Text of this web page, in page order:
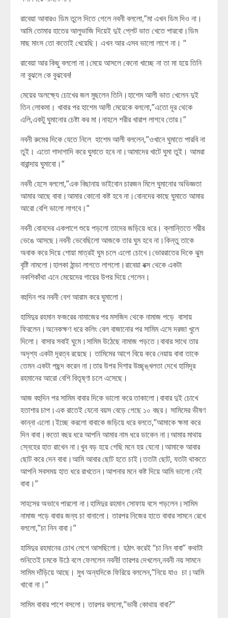
রাবেয়া আবারও ডিম তুলে দিতে গেলে নবনী বললো,”মা এখন ডিম দিও না।
আমি তোমার হাতের আলুভাজি দিয়েই দুই প্লেট ভাত খেতে পারবো।ডিম
মাছ মাংস তো কতোই খেয়েছি। এখন আর এসব ভালো লাগে না। “
রাবেয়া আর কিছু বললো না।মেয়ে আসলে কেনো খাচ্ছে না তা মা হয়ে তিনি
না বুঝলে কে বুঝবেন!
মেয়ের অলক্ষ্যে চোখের জল মুছলেন তিনি।হাশেম আলী ভাত খেলেন দুই
তিন লোকমা। খাবার পর হাশেম আলী মেয়েকে বললো,”এতো দূর থেকে
এলি,একটু ঘুমানোর চেষ্টা কর মা।নাহলে শরীর খারাপ লাগবে তোর।”
নবনী রুমের দিকে যেতে নিলে হাশেম আলী বললেন,”ওখানে ঘুমাতে পারবি না
তুই। এতো গাদাগাদি করে ঘুমাতে হবে না।আমাদের খাটে ঘুমা তুই। আমরা
বারান্দায় ঘুমাবো।”
নবনী হেসে বললো,”এক বিছানায় ভাইবোন চারজন মিলে ঘুমানোর অভিজ্ঞতা
আমার আছে বাবা।আমার কোনো কষ্ট হবে না।বোনদের কাছে ঘুমাতে আমার
আরো বেশি ভালো লাগবে।”
নবনী বোনদের একপাশে শুয়ে পড়লো তাদের জড়িয়ে ধরে। ক্লান্তিতে শরীর
ভেঙে আসছে।নবনী ভেবেছিলো আজকে তার ঘুম হবে না।কিন্তু তাকে
অবাক করে দিয়ে শোয়া মাত্রই ঘুম চলে এলো চোখে।ভোররাতের দিকে ঝুম
বৃষ্টি নামলো।হালকা ঠান্ডা লাগতে লাগলো।রাবেয়া বক্স থেকে একটা
নকশিকাঁথা এনে মেয়েদের গায়ের উপর দিয়ে গেলেন।
বহুদিন পর নবনী বেশ আরাম করে ঘুমালো।
হামিদুর রহমান ফজরের নামাজের পর মসজিদ থেকে নামাজ পড়ে বাসায়
ফিরলেন।অনেকক্ষণ ধরে কলিং বেল বাজানোর পর সামিম এসে দরজা খুলে
দিলো। বাসার সবাই ঘুমে।সামিম উঠেছে নামাজ পড়তে।বাবার সাথে তার
অদৃশ্য একটা দূরত্ব রয়েছে। তামিমের আগে বিয়ে করে নেয়ায় বাবা তাকে
তেমন একটা পছন্দ করেন না।তার উপর দিশার উচ্ছৃঙ্খলতা দেখে হামিদূর
রহমানের আরো বেশি বিতৃষ্ণা চলে এসেছে।
আজ বহুদিন পর সামিম বাবার দিকে ভালো করে তাকালো।বাবার দুই চোখে
হতাশার চাপ।এক রাতেই যেনো বয়স বেড়ে গেছে ১০ বছর। সামিমের ভীষণ
কান্না এলো।ইচ্ছে করলো বাবাকে জড়িয়ে ধরে বলতে,”আমাকে ক্ষমা করে
দিন বাবা।কতো বছর ধরে আপনি আমার নাম ধরে ডাকেন না।আমার মাথায়
স্নেহের হাত রাখেন না।খুব বড় হয়ে গেছি মনে হয় যেনো।আমাকে আবার
ছোট করে দেন বাবা।আমি আবার ছোট হতে চাই।ততটা ছোট, যতটা থাকতে
আপনি সবসময় হাত ধরে রাখতেন।আপনার মনে কষ্ট দিয়ে আমি ভালো নেই
বাবা।”
সাহসের অভাবে পারলো না।হামিদুর রহমান সোফায় বসে পড়লেন।সামিম
নামাজ পড়ে বাবার জন্য চা বানালো। তারপর নিজের হাতে বাবার সামনে রেখে
বললো,”চা নিন বাবা।”
হামিদুর রহমানের চোখ লেগে আসছিলো। হঠাৎ করেই “চা নিন বাবা” কথাটা
শুনিতেই চমকে উঠে বলে ফেললেন নবনী! তারপর দেখলেন,নবনী নয় সামনে
সামিম দাঁড়িয়ে আছে। মুখ অন্যদিকে ফিরিয়ে বললেন,”নিয়ে যাও চা।আমি
খাবো না।”
সামিম বাবার পাশে বসলো। তারপর বললো,”ভাবী কোথায় বাবা?”